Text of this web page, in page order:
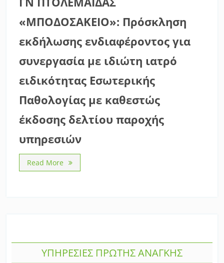
«ΜΠΟΔΟΣΑΚΕΙΟ»: Πρόσκληση
εκδήλωσης ενδιαφέροντος για
συνεργασία με ιδιώτη ιατρό
ειδικότητας Εσωτερικής
Παθολογίας με καθεστώς
έκδοσης δελτίου παροχής
υπηρεσιών
Read More
ΥΠΗΡΕΣΙΕΣ ΠΡΩΤΗΣ ΑΝΑΓΚΗΣ